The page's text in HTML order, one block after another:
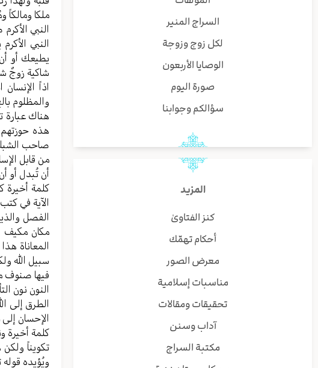
السراج المنير
لكل زوج وزوجة
الوصايا الأربعون
صورة اليوم
سؤالكم وجوابنا
المزيد
كنز الفتاوىٰ
أحكام تهمّك
معرض الصور
مناسبات إسلامية
تحقيقات ومقالات
آداب وسنن
مكتبة السراج
ملکا ومالکاً
النبي
النبي
یطیعك أو
شاکیة زوجٌ
اذاً
والمظلوم
هناك عبارة
هذه
صاحب
من قابل
أن تُبدل أو
کلمة أخيرة
الآیة في
الفصل
مکان مکیف
المعاناة
سبیل الله
فیها صنوف
النون نون
الطرق إلی
الإحسان
کلمة أخيرة
تکویناً
ویُؤیده